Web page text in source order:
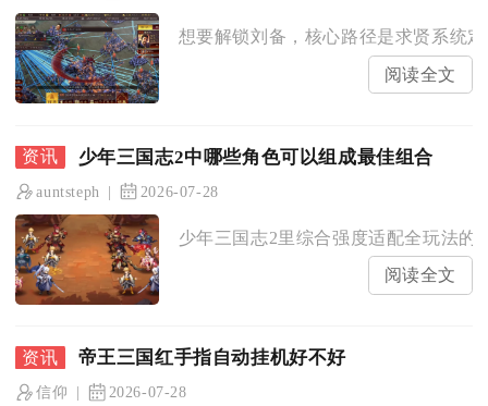
想要解锁刘备，核心路径是求贤系统
阅读全文
少年三国志2中哪些角色可以组成最佳组合
auntsteph 2026-07-28
少年三国志2里综合强度适配全玩法的
阅读全文
帝王三国红手指自动挂机好不好
信仰 2026-07-28